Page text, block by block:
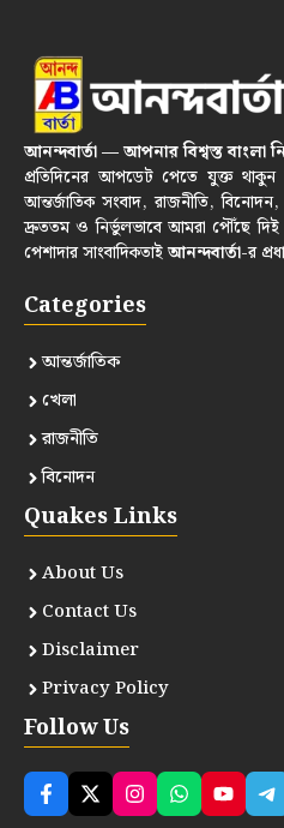
আনন্দবার্তা — আপনার বিশ্বস্ত বাংলা
প্রতিদিনের আপডেট পেতে যুক্ত থাকুন
আন্তর্জাতিক সংবাদ, রাজনীতি,
দ্রুততম ও নির্ভুলভাবে আমরা পৌঁছে
পেশাদার সাংবাদিকতাইআনন্দবার্তা-র
Categories
আন্তর্জাতিক
খেলা
রাজনীতি
বিনোদন
Quakes Links
About Us
Contact Us
Disclaimer
Privacy Policy
Follow Us